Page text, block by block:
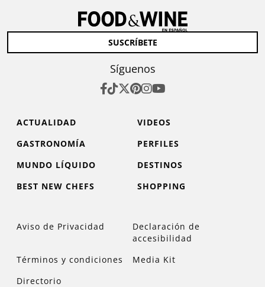
SUSCRÍBETE
Síguenos
ACTUALIDAD
VIDEOS
GASTRONOMÍA
PERFILES
MUNDO LÍQUIDO
DESTINOS
BEST NEW CHEFS
SHOPPING
Aviso de Privacidad
Declaración de
accesibilidad
Términos y condiciones
Media Kit
Directorio